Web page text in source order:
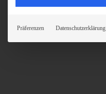
Präferenzen Datenschutzerklärung